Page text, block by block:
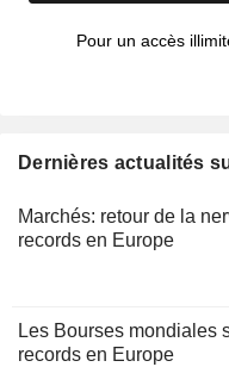
Pour un accès
Dernières actualités
Marchés: retour de la
records en Europe
Les Bourses mondiales
records en Europe